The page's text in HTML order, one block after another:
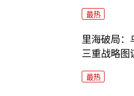
最热
里海破局：
三重战略图
最热